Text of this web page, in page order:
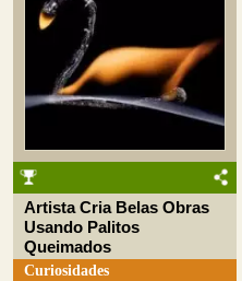
Artista Cria Belas Obras
Usando Palitos
Queimados
Curiosidades